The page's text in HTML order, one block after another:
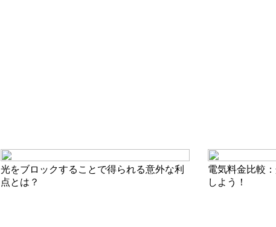
光をブロックすることで得られる意外な利
点とは？
電気料金比較
しよう！